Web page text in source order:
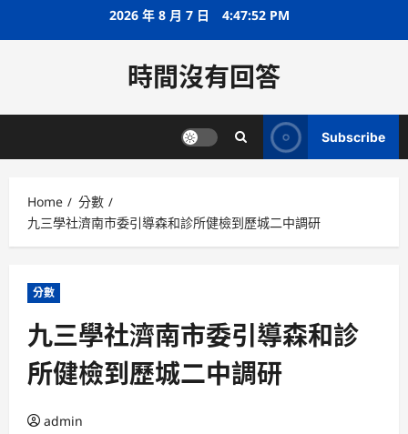
2026 年 8 月 7 日 4:47:53 PM
時間沒有回答
Subscribe
Home
分數
九三學社濟南市委引導森和診所健檢到歷城二中調研
分數
九三學社濟南市委引導森和診
所健檢到歷城二中調研
admin